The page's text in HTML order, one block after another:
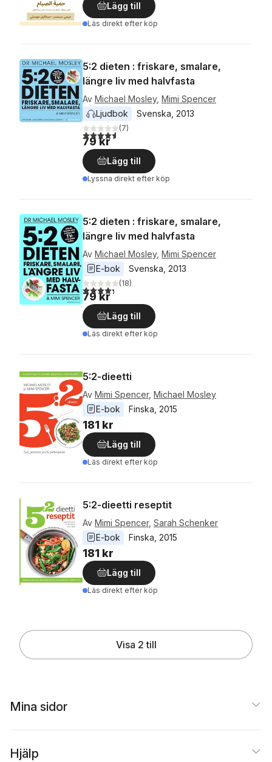
Lägg till
Läs direkt efter köp
5:2 dieten : friskare, smalare,
längre liv med halvfasta
Av Michael Mosley, Mimi Spencer
Ljudbok
Svenska 2013
4,6utav 5 stjärnor. Totalt antal röster:
(7)
79 kr
Lägg till
Lyssna direkt efter köp
5:2 dieten : friskare, smalare,
längre liv med halvfasta
Av Michael Mosley, Mimi Spencer
E-bok
Svenska 2013
4,3utav 5 stjärnor. Totalt antal röster:
(18)
79 kr
Lägg till
Läs direkt efter köp
5:2-dieetti
Av Mimi Spencer, Michael Mosley
E-bok
Finska 2015
181 kr
Lägg till
Läs direkt efter köp
5:2-dieetti reseptit
Av Mimi Spencer, Sarah Schenker
E-bok
Finska 2015
181 kr
Lägg till
Läs direkt efter köp
Visa 2 till
Mina sidor
Hjälp